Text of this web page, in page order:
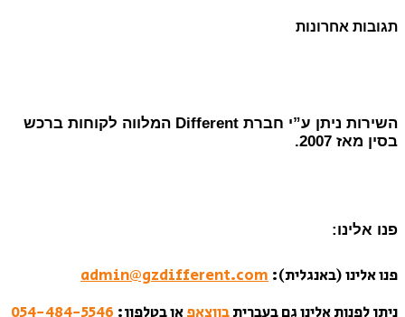
תגובות אחרונות
השירות ניתן ע”י חברת Different המלווה לקוחות ברכש
בסין מאז 2007.
פנו אלינו:
פנו אלינו (באנגלית): admin@gzdifferent.com
ניתן לפנות אלינו גם בעבריתבווצאפאו בטלפון: 054-484-5546